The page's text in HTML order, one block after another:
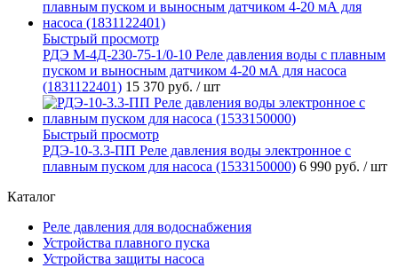
Быстрый просмотр
РДЭ М-4Д-230-75-1/0-10 Реле давления воды с плавным
пуском и выносным датчиком 4-20 мА для насоса
(1831122401) 15 370 руб. / шт
Быстрый просмотр
РДЭ-10-3.3-ПП Реле давления воды электронное с
плавным пуском для насоса (1533150000) 6 990 руб. / шт
Каталог
Реле давления для водоснабжения
Устройства плавного пуска
Устройства защиты насоса